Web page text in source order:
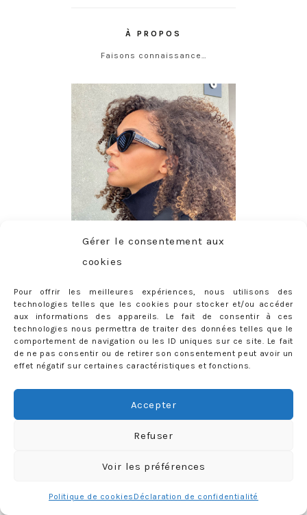
Gérer le consentement aux
cookies
Pour offrir les meilleures expériences, nous utilisons des
technologies telles que les cookies pour stocker et/ou accéder
aux informations des appareils. Le fait de consentir à ces
technologies nous permettra de traiter des données telles que le
comportement de navigation ou les ID uniques sur ce site. Le fait
de ne pas consentir ou de retirer son consentement peut avoir un
effet négatif sur certaines caractéristiques et fonctions.
Accepter
Refuser
Voir les préférences
Politique de cookies Déclaration de confidentialité
À PROPOS
Faisons connaissance…
CONTACT
priscilla@mercredie.com
mercredie